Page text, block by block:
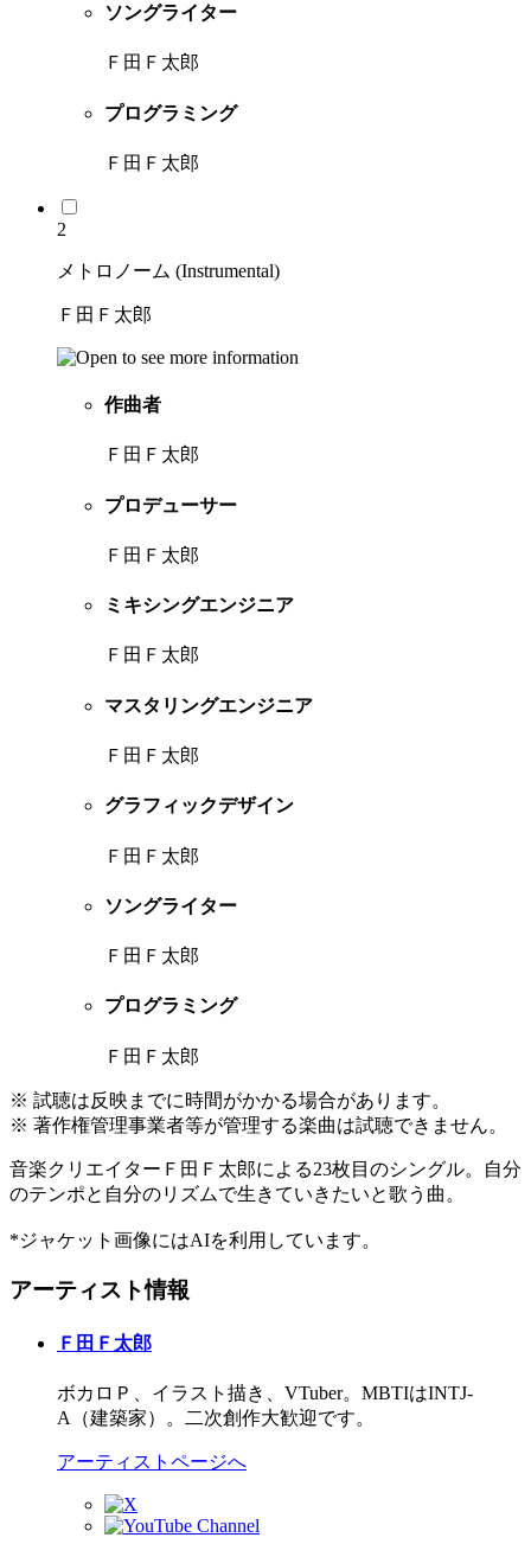
ソングライター
Ｆ田Ｆ太郎
プログラミング
Ｆ田Ｆ太郎
2
メトロノーム (Instrumental)
Ｆ田Ｆ太郎
作曲者
Ｆ田Ｆ太郎
プロデューサー
Ｆ田Ｆ太郎
ミキシングエンジニア
Ｆ田Ｆ太郎
マスタリングエンジニア
Ｆ田Ｆ太郎
グラフィックデザイン
Ｆ田Ｆ太郎
ソングライター
Ｆ田Ｆ太郎
プログラミング
Ｆ田Ｆ太郎
※ 試聴は反映までに時間がかかる場合があります。
※ 著作権管理事業者等が管理する楽曲は試聴できません。
音楽クリエイターＦ田Ｆ太郎による23枚目のシングル。自分
のテンポと自分のリズムで生きていきたいと歌う曲。
*ジャケット画像にはAIを利用しています。
アーティスト情報
Ｆ田Ｆ太郎
ボカロＰ、イラスト描き、VTuber。MBTIはINTJ-
A（建築家）。二次創作大歓迎です。
アーティストページへ